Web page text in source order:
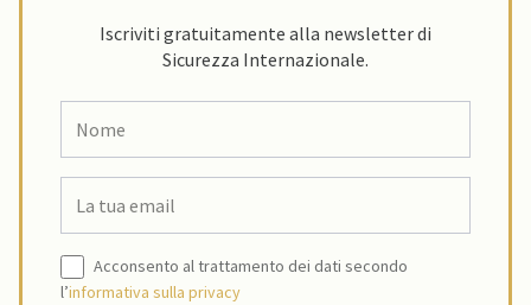
Iscriviti gratuitamente alla newsletter di
Sicurezza Internazionale.
Acconsento al trattamento dei dati secondo
l’informativa sulla privacy